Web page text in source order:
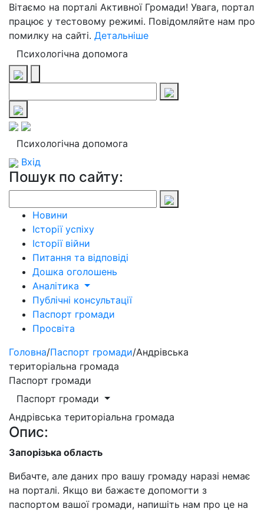
Вітаємо на порталі Активної Громади! Увага, портал
працює у тестовому режимі. Повідомляйте нам про
помилку на сайті. Детальніше
Психологічна допомога
Психологічна допомога
Вхід
Пошук по сайту:
Новини
Історії успіху
Історії війни
Питання та відповіді
Дошка оголошень
Аналітика
Публічні консультації
Паспорт громади
Просвіта
Головна/Паспорт громади/Андрівська
територіальна громада
Паспорт громади
Паспорт громади
Андрівська територіальна громада
Опис:
Запорізька область
Вибачте, але даних про вашу громаду наразі немає
на порталі. Якщо ви бажаєте допомогти з
паспортом вашої громади, напишіть нам про це на